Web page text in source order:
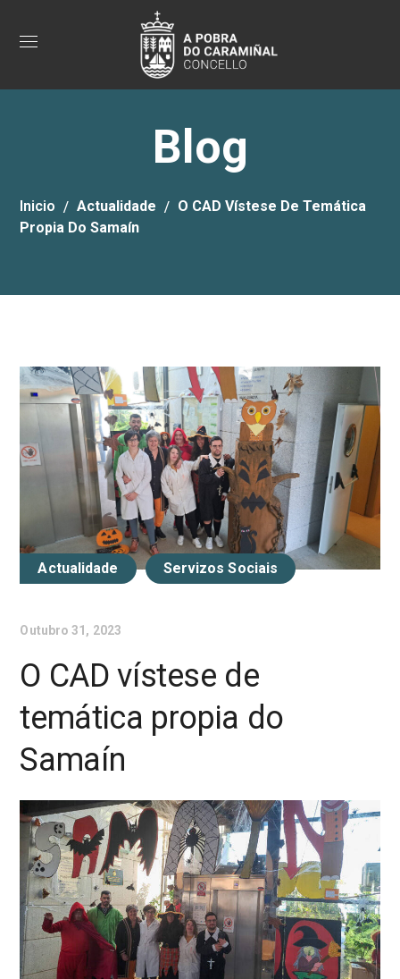
Blog
Inicio Actualidade
O CAD Vístese De Temática
Propia Do Samaín
Actualidade Servizos Sociais
Outubro 31, 2023
O CAD vístese de
temática propia do
Samaín